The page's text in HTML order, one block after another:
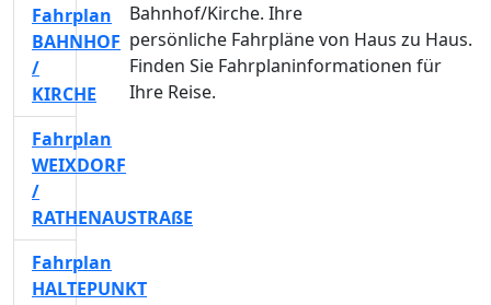
Bahnhof/Kirche. Ihre
persönliche Fahrpläne von Haus zu Haus.
Finden Sie Fahrplaninformationen für
Ihre Reise.
Fahrplan
BAHNHOF
/
KIRCHE
Fahrplan
WEIXDORF
/
RATHENAUSTRAßE
Fahrplan
HALTEPUNKT